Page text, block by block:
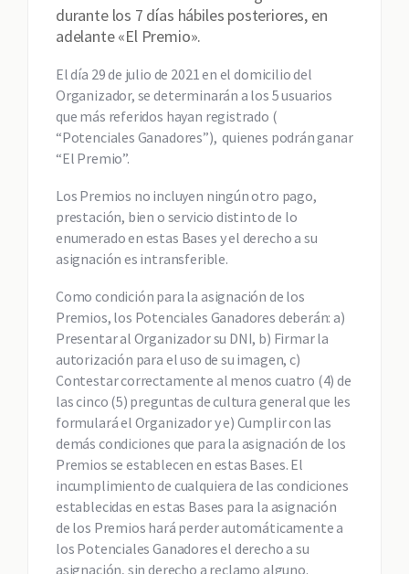
durante los 7 días hábiles posteriores, en
adelante «El Premio».
El día 29 de julio de 2021 en el domicilio del
Organizador, se determinarán a los 5 usuarios
que más referidos hayan registrado (
“Potenciales Ganadores”), quienes podrán ganar
“El Premio”.
Los Premios no incluyen ningún otro pago,
prestación, bien o servicio distinto de lo
enumerado en estas Bases y el derecho a su
asignación es intransferible.
Como condición para la asignación de los
Premios, los Potenciales Ganadores deberán: a)
Presentar al Organizador su DNI, b) Firmar la
autorización para el uso de su imagen, c)
Contestar correctamente al menos cuatro (4) de
las cinco (5) preguntas de cultura general que les
formulará el Organizador y e) Cumplir con las
demás condiciones que para la asignación de los
Premios se establecen en estas Bases. El
incumplimiento de cualquiera de las condiciones
establecidas en estas Bases para la asignación
de los Premios hará perder automáticamente a
los Potenciales Ganadores el derecho a su
asignación, sin derecho a reclamo alguno.